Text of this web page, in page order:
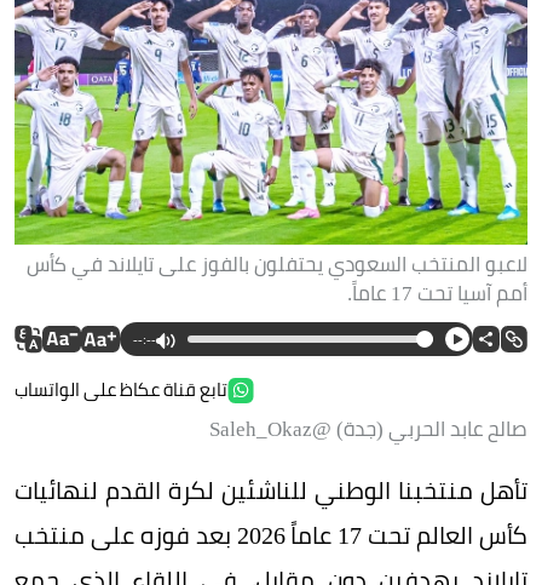
لاعبو المنتخب السعودي يحتفلون بالفوز على تايلاند في كأس
أمم آسيا تحت 17 عاماً.
--:--
تابع قناة عكاظ على الواتساب
صالح عابد الحربي (جدة) @Saleh_Okaz
تأهل منتخبنا الوطني للناشئين لكرة القدم لنهائيات
كأس العالم تحت 17 عاماً 2026 بعد فوزه على منتخب